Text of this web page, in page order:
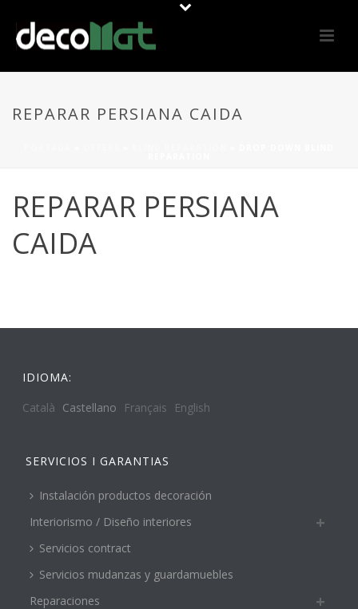
REPARAR PERSIANA CAIDA
REPARAR PERSIANA
CAIDA
IDIOMA:
Català Castellano Français English
SERVICIOS I GARANTIAS
Instalación productos decoración
Interiorismo / Diseño interiores
Servicios contract
Servicios mudanzas y guardamuebles
Reparaciones